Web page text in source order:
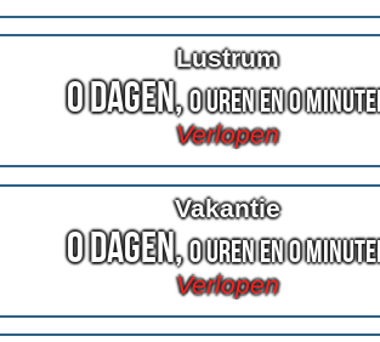
Lustrum
0 Dagen,0 Uren en 0
Verlopen
Vakantie
0 Dagen,0 Uren en 0
Verlopen